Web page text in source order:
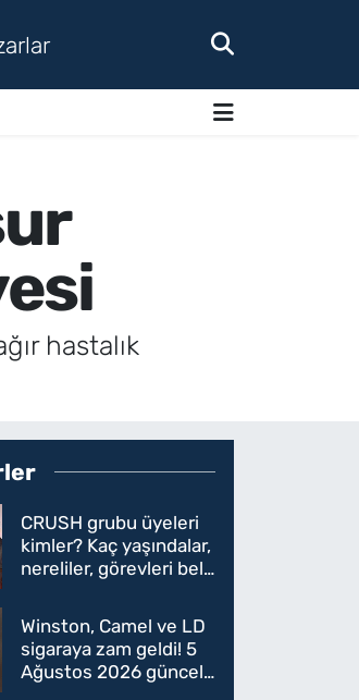
hastalık
CRUSH grubu üyeleri
kimler? Kaç yaşındalar,
nereliler, görevleri belli
Winston, Camel ve LD
sigaraya zam geldi! 5
Ağustos 2026 güncel